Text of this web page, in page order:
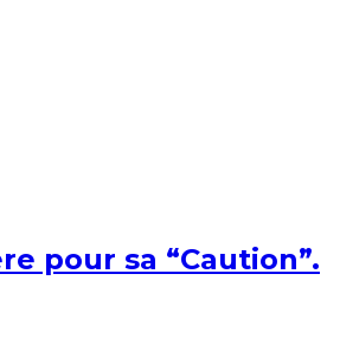
pour sa “Caution”.